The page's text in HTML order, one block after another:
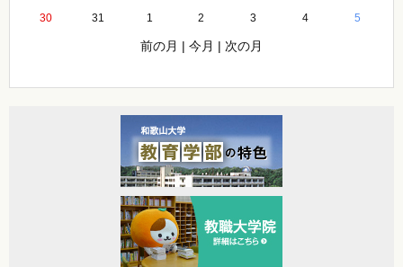
30 31 1 2 3 4 5
前の月 | 今月 | 次の月